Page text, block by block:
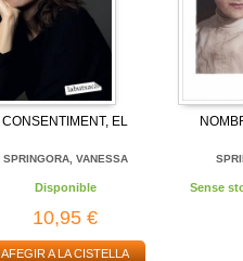
CONSENTIMENT, EL
SPRINGORA, VANESSA
Disponible
10,95 €
AFEGIR A LA CISTELLA
Sense